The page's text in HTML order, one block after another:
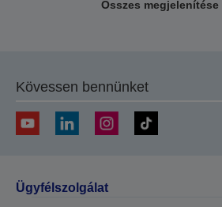
Összes megjelenítése
Kövessen bennünket
Ügyfélszolgálat